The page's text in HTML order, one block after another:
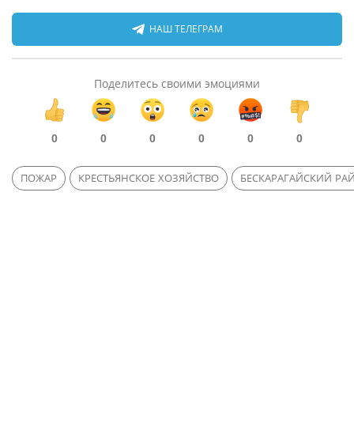
НАШ ТЕЛЕГРАМ
Поделитесь своими эмоциями
0 0 0 0 0 0
ПОЖАР КРЕСТЬЯНСКОЕ ХОЗЯЙСТВО БЕСКАРАГАЙСКИЙ